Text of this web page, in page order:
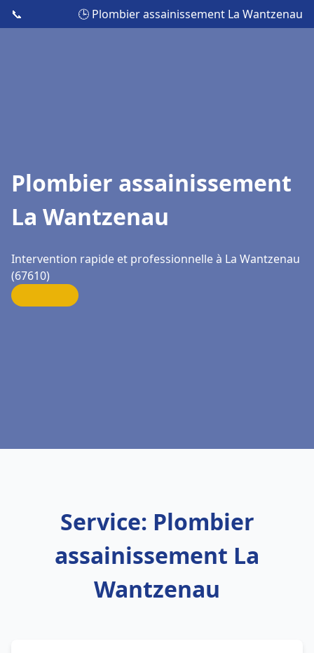
📞 🕒 Plombier assainissement La Wantzenau
Plombier assainissement
La Wantzenau
Intervention rapide et professionnelle à La Wantzenau
(67610)
Service: Plombier
assainissement La
Wantzenau